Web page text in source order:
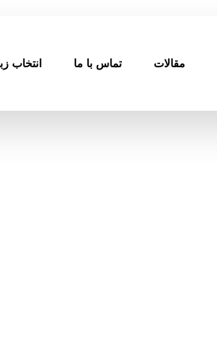
مقالات تماس با ما انتخاب